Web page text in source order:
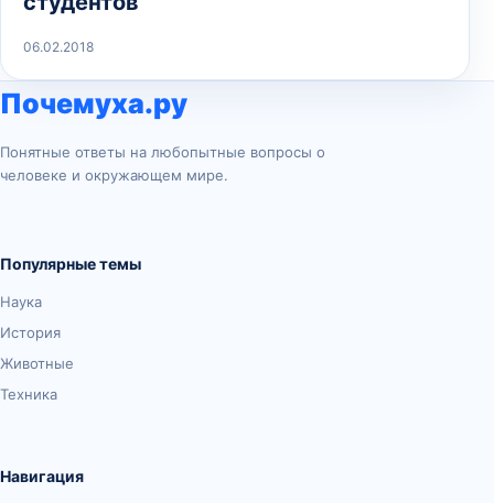
06.02.2018
Почемуха.ру
Понятные ответы на любопытные вопросы о
человеке и окружающем мире.
Популярные темы
Наука
История
Животные
Техника
Навигация